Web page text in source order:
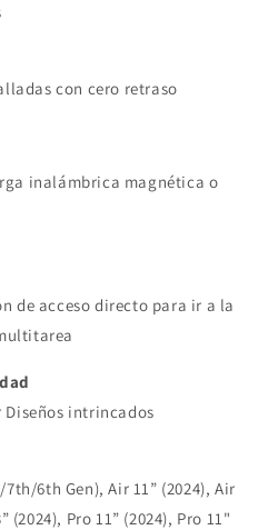
con cero retraso
inalámbrica magnética o
de acceso directo para ir a la
Diseños intrincados
6th Gen), Air 11” (2024), Air
Pro 11” (2024), Pro 11"